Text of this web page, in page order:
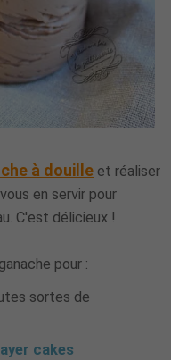
à douille et réaliser
en servir pour
C'est délicieux !
pour :
sortes de
cakes